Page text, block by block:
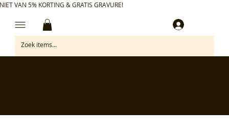
VAN 5% KORTING & GRATIS GRAVURE!